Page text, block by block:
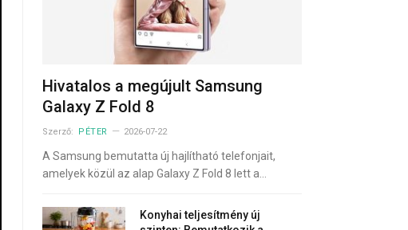
Hivatalos a megújult Samsung
Galaxy Z Fold 8
Szerző: PÉTER 2026-07-22
A Samsung bemutatta új hajlítható telefonjait,
amelyek közül az alap Galaxy Z Fold 8 lett a…
Konyhai teljesítmény új